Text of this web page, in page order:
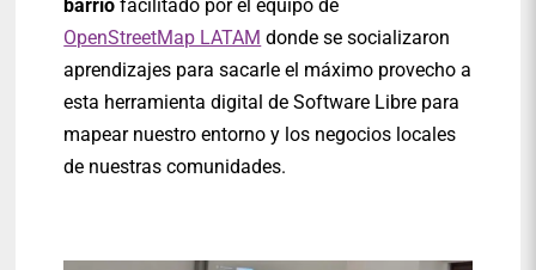
barrio facilitado por el equipo de
OpenStreetMap LATAM donde se socializaron
aprendizajes para sacarle el máximo provecho a
esta herramienta digital de Software Libre para
mapear nuestro entorno y los negocios locales
de nuestras comunidades.